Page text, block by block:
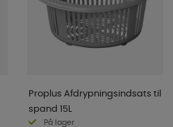
Proplus Afdrypningsindsats til
spand 15L
På lager